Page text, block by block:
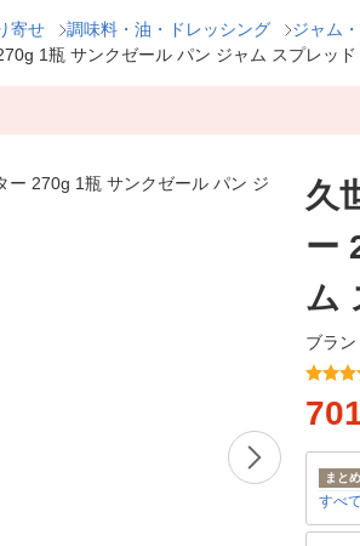
寄せ 調味料・油・ドレッシング ジャム
1瓶 サンクゼール パン ジャム スプレッド
久
ー
ム
ブラン
まと
すべ